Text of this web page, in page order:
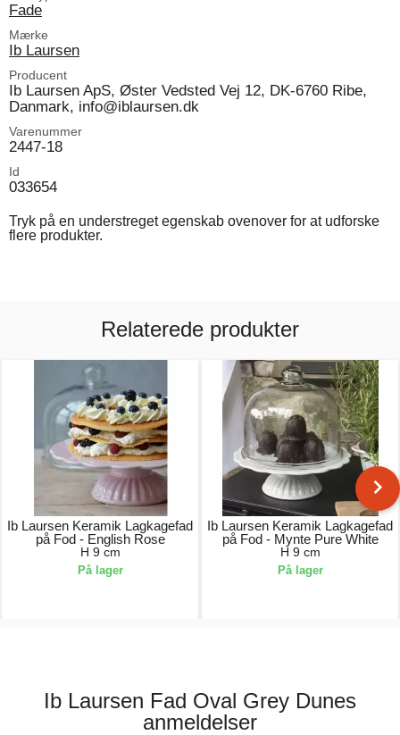
Fade
Mærke
Ib Laursen
Producent
Ib Laursen ApS, Øster Vedsted Vej 12, DK-6760 Ribe,
Danmark, info@iblaursen.dk
Varenummer
2447-18
Id
033654
Tryk på en understreget egenskab ovenover for at udforske
flere produkter.
Relaterede produkter
Ib Laursen Keramik Lagkagefad
på Fod - English Rose
H 9 cm
På lager
Ib Laursen Keramik Lagkagefad
på Fod - Mynte Pure White
H 9 cm
På lager
Ib Laursen Fad Oval Grey Dunes
anmeldelser